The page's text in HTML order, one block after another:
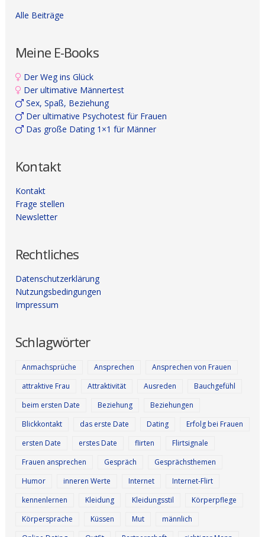
Alle Beiträge
Meine E-Books
Der Weg ins Glück
Der ultimative Männertest
Sex, Spaß, Beziehung
Der ultimative Psychotest für Frauen
Das große Dating 1×1 für Männer
Kontakt
Kontakt
Frage stellen
Newsletter
Rechtliches
Datenschutzerklärung
Nutzungsbedingungen
Impressum
Schlagwörter
Anmachsprüche Ansprechen
Ansprechen von Frauen
attraktive Frau
Attraktivität Ausreden
Bauchgefühl
beim ersten Date
Beziehung
Beziehungen
Blickkontakt
das erste Date Dating
Erfolg bei Frauen
ersten Date
erstes Date flirten
Flirtsignale
Frauen ansprechen
Gespräch
Gesprächsthemen
Humor
inneren Werte Internet
Internet-Flirt
kennenlernen
Kleidung Kleidungsstil
Körperpflege
Körpersprache
Küssen Mut
männlich